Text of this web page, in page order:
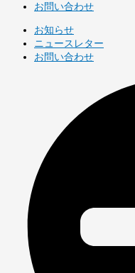
お問い合わせ
お知らせ
ニュースレター
お問い合わせ